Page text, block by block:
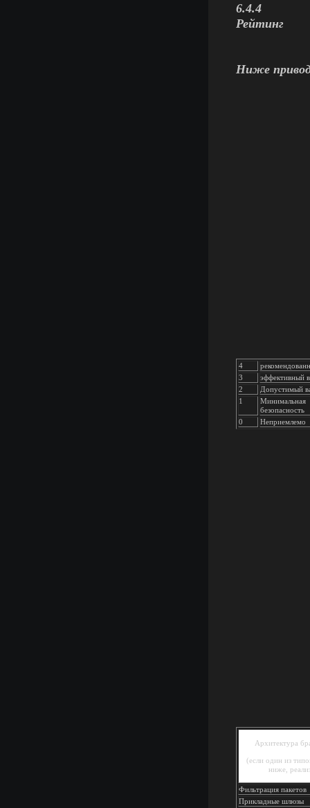
6.4.4
Рейтинг
Ниже
4
3
эффективный
2
Допустимый
1
Минимальная
безопасность
0
Неприемлемо
Архитектура
(если один из
ниже,
Фильтрация пакетов
Прикладные шлюзы